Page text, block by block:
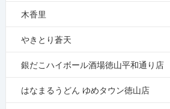
木香里
やきとり蒼天
銀だこハイボール酒場徳山平和通り店
はなまるうどん ゆめタウン徳山店